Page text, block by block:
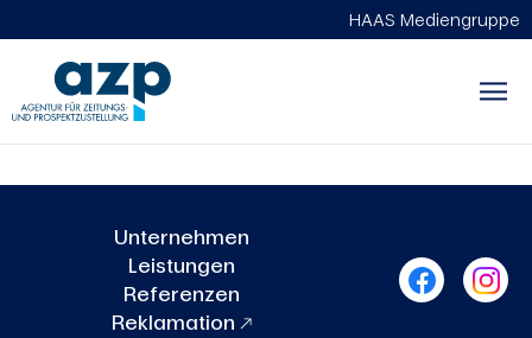
HAAS Mediengruppe
asdf
Unternehmen
Leistungen
Referenzen
Reklamation